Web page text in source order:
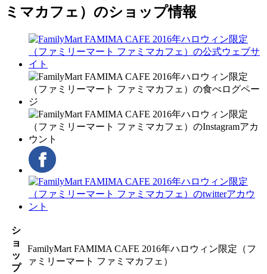
シ
ョ
ッ
プ
FamilyMart FAMIMA CAFE 2016年ハロウィン限定（フ
ァミリーマート ファミマカフェ）